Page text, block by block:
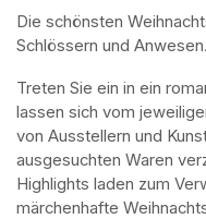
Die schönsten
Schlössern und Anwesen.
Treten Sie ein in ein
lassen sich vom
von Ausstellern und
ausgesuchten Waren
Highlights laden zum
märchenhafte